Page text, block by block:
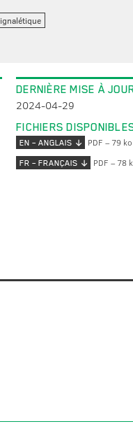
DERNIÈRE MISE À
2024-04-29
FICHIERS
EN – ANGLAIS PDF – 79 ko
FR – FRANÇAIS PDF – 78